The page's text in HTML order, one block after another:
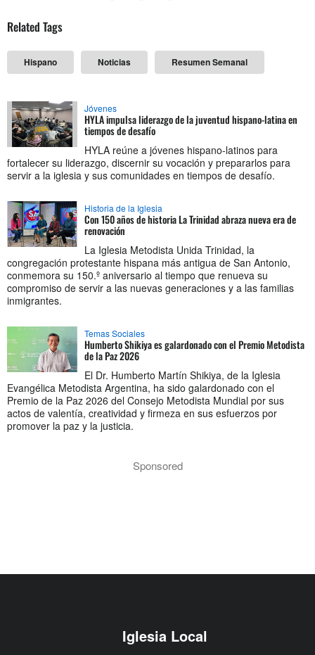
Related Tags
Hispano Noticias Resumen Semanal
Jóvenes
HYLA impulsa liderazgo de la juventud hispano-latina en
tiempos de desafío
HYLA reúne a jóvenes hispano-latinos para
fortalecer su liderazgo, discernir su vocación y prepararlos para
servir a la iglesia y sus comunidades en tiempos de desafío.
Historia de la Iglesia
Con 150 años de historia La Trinidad abraza nueva era de
renovación
La Iglesia Metodista Unida Trinidad, la
congregación protestante hispana más antigua de San Antonio,
conmemora su 150.º aniversario al tiempo que renueva su
compromiso de servir a las nuevas generaciones y a las familias
inmigrantes.
Temas Sociales
Humberto Shikiya es galardonado con el Premio Metodista
de la Paz 2026
El Dr. Humberto Martín Shikiya, de la Iglesia
Evangélica Metodista Argentina, ha sido galardonado con el
Premio de la Paz 2026 del Consejo Metodista Mundial por sus
actos de valentía, creatividad y firmeza en sus esfuerzos por
promover la paz y la justicia.
Sponsored
Iglesia Local